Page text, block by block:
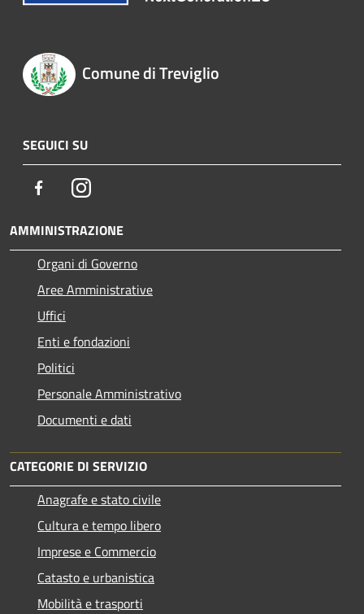
Comune di Treviglio
SEGUICI SU
FacebookInstagram
AMMINISTRAZIONE
Organi di Governo
Aree Amministrative
Uffici
Enti e fondazioni
Politici
Personale Amministrativo
Documenti e dati
CATEGORIE DI SERVIZIO
Anagrafe e stato civile
Cultura e tempo libero
Imprese e Commercio
Catasto e urbanistica
Mobilità e trasporti